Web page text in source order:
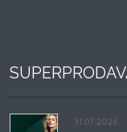
31.07.2026.